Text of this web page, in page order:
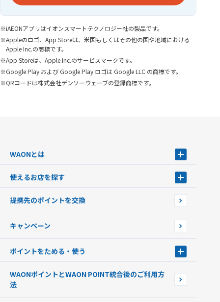
iAEONアプリはイオンスマートテクノロジー社の製品です。
Appleのロゴ、App Storeは、米国もしくはその他の国や地域における
Apple Inc.の商標です。
App Storeは、Apple Inc.のサービスマークです。
Google Play および Google Play ロゴは Google LLC の商標です。
QRコードは株式会社デンソーウェーブの登録商標です。
WAONとは
WAONを申込む
インターネット上でのお買い物について（ネット決済）
使えるお店を探す
店舗検索
イオン銀行ATM設置場所
提携先のポイントを交換
キャンペーン
ポイントをためる・使う
ポイントの有効期限について
WAONポイントとWAON POINT統合後のご利用方
法